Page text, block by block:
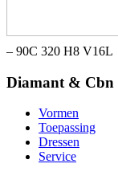
– 90C 320 H8 V16L
Diamant & Cbn
Vormen
Toepassing
Dressen
Service